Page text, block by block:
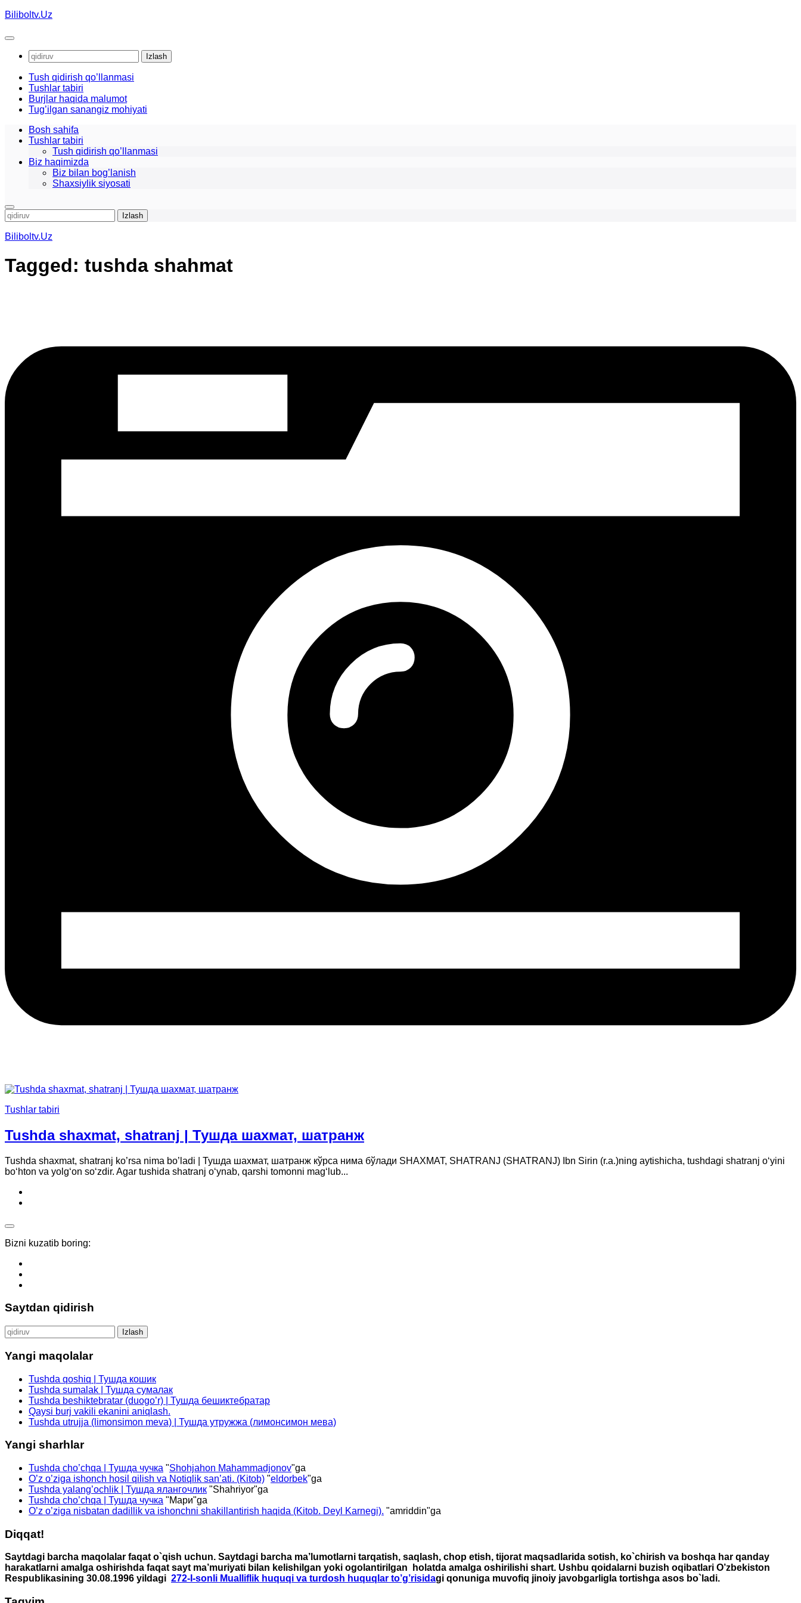
Skip
content
Biliboltv.Uz
Qidirshish:
Tush qidirish qo’llanmasi
Tushlar tabiri
Burjlar haqida malumot
Tug’ilgan sanangiz mohiyati
Bosh sahifa
Tushlar tabiri
Tush qidirish qo’llanmasi
Biz haqimizda
Biz bilan bog’lanish
Shaxsiylik siyosati
Qidirshish:
Biliboltv.Uz
Tagged: tushda shahmat
Tushlar tabiri
Tushda shaxmat, shatranj | Тушда шахмат, шатранж
Tushda shaxmat, shatranj ko’rsa nima bo’ladi | Тушда шахмат, шатранж кўрса нима бўлади SHAXMAT, SHATRANJ (SHATRANJ) Ibn Sirin (r.a.)ning aytishicha, tushdagi shatranj o‘yini
bo‘hton va yolg‘on so‘zdir. Agar tushida shatranj o‘ynab, qarshi tomonni mag‘lub...
Bizni kuzatib boring:
Saytdan qidirish
Qidirshish:
Yangi maqolalar
Tushda qoshiq | Тушда кошик
Tushda sumalak | Тушда сумалак
Tushda beshiktebratar (duogo’r) | Тушда бешиктебратар
Qaysi burj vakili ekanini aniqlash.
Tushda utrujja (limonsimon meva) | Тушда утружжа (лимонсимон мева)
Yangi sharhlar
Tushda cho’chqa | Тушда чучка "Shohjahon Mahammadjonov"ga
O’z o’ziga ishonch hosil qilish va Notiqlik san’ati. (Kitob) "eldorbek"ga
Tushda yalang’ochlik | Тушда ялангочлик "Shahriyor"ga
Tushda cho’chqa | Тушда чучка "Мари"ga
O’z o’ziga nisbatan dadillik va ishonchni shakillantirish haqida (Kitob. Deyl Karnegi). "amriddin"ga
Diqqat!
Saytdagi barcha maqolalar faqat o`qish uchun. Saytdagi barcha ma’lumotlarni tarqatish, saqlash, chop etish, tijorat maqsadlarida sotish, ko`chirish va boshqa har qanday
harakatlarni amalga oshirishda faqat sayt ma’muriyati bilan kelishilgan yoki ogolantirilgan holatda amalga oshirilishi shart. Ushbu qoidalarni buzish oqibatlari O’zbekiston
Respublikasining 30.08.1996 yildagi 272-I-sonli Mualliflik huquqi va turdosh huquqlar to’g’risidagi qonuniga muvofiq jinoiy javobgarligla tortishga asos bo`ladi.